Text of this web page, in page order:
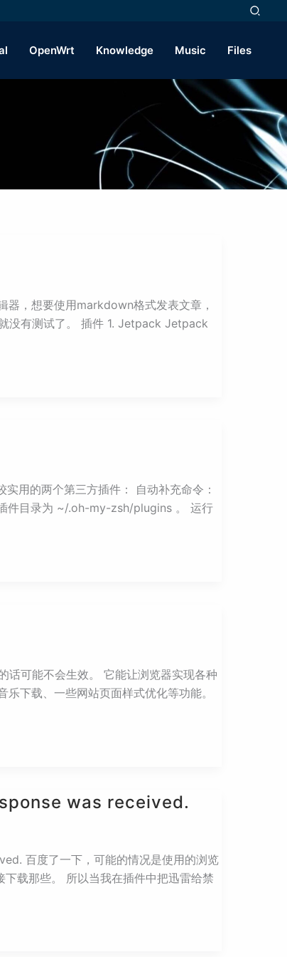
OpenWrt Knowledge Music Files
，想要使用markdown格式发表文章，
没有测试了。 插件 1. Jetpack Jetpack
用的两个第三方插件： 自动补充命令：
件目录为 ~/.oh-my-zsh/plugins 。 运行
可能不会生效。 它能让浏览器实现各种
下载、一些网站页面样式优化等功能。
was received.
百度了一下，可能的情况是使用的浏览
载那些。 所以当我在插件中把迅雷给禁